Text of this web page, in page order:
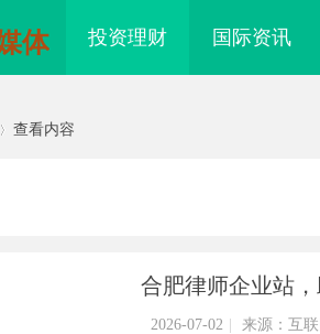
体 投资理财 国际资讯
查看内容
合肥律师企业站
2026-07-02 来源：互联